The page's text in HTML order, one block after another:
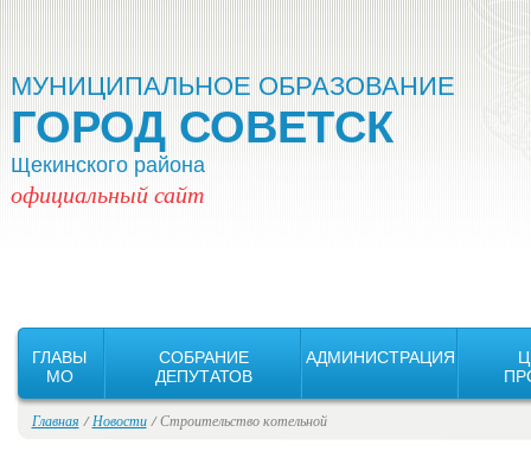
МУНИЦИПАЛЬНОЕ ОБРАЗОВАНИЕ
ГОРОД СОВЕТСК
Щекинского района
официальный сайт
ГЛАВЫ
MO
СОБРАНИЕ
ДЕПУТАТОВ
АДМИНИСТРАЦИЯ
Главная /Новости/ Строительство котельной